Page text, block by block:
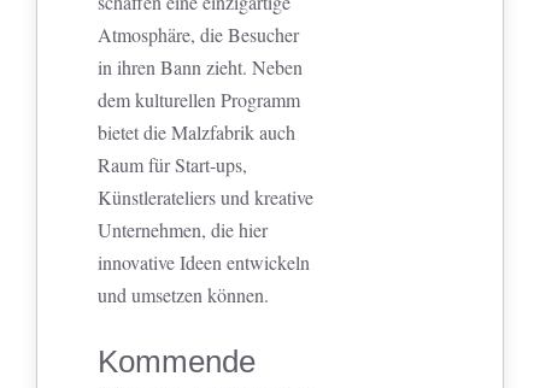
Atmosphäre, die Besucher
in ihren Bann zieht. Neben
dem kulturellen Programm
bietet die Malzfabrik auch
Raum für Start-ups,
Künstlerateliers und kreative
Unternehmen, die hier
innovative Ideen entwickeln
und umsetzen können.
Kommende